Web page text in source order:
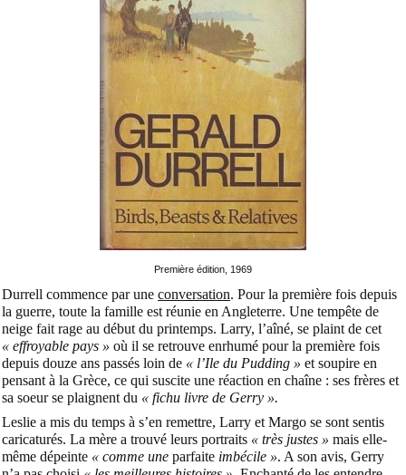
Première édition, 1969
Durrell commence par une conversation. Pour la première fois depuis
la guerre, toute la famille est réunie en Angleterre. Une tempête de
neige fait rage au début du printemps. Larry, l’aîné, se plaint de cet
« effroyable pays » où il se retrouve enrhumé pour la première fois
depuis douze ans passés loin de « l’Ile du Pudding » et soupire en
pensant à la Grèce, ce qui suscite une réaction en chaîne : ses frères et
sa soeur se plaignent du « fichu livre de Gerry ».
Leslie a mis du temps à s’en remettre, Larry et Margo se sont sentis
caricaturés. La mère a trouvé leurs portraits « très justes » mais elle-
même dépeinte « comme une parfaite imbécile ». A son avis, Gerry